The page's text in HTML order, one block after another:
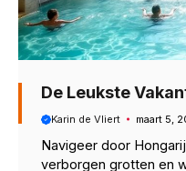
De Leukste
Karin de Vliert maart 5,
Navigeer door
verborgen grotten en